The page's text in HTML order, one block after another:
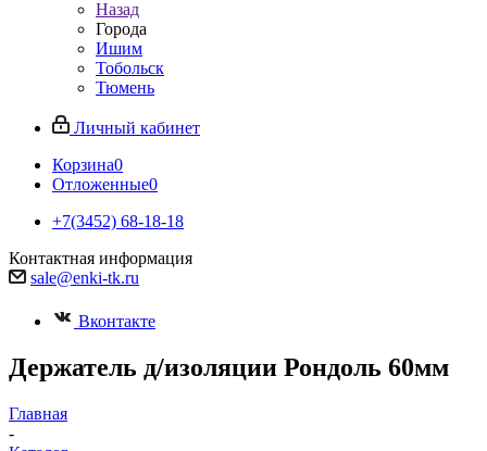
Назад
Города
Ишим
Тобольск
Тюмень
Личный кабинет
Корзина0
Отложенные0
+7(3452) 68-18-18
Контактная информация
sale@enki-tk.ru
Вконтакте
Держатель д/изоляции Рондоль 60мм
Главная
-